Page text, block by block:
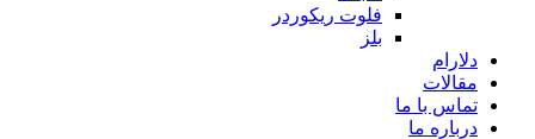
فلوت ریکوردر
بلز
دلارام
مقالات
تماس با ما
درباره ما